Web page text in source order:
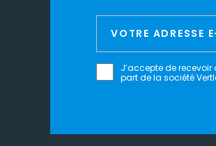
J’accepte de
part de la société